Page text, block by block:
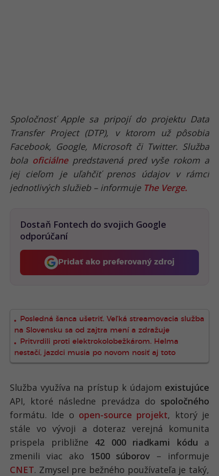
Spoločnosť Apple sa pripojí do projektu Data
Transfer Project (DTP), v ktorom už pôsobia
Facebook, Google, Microsoft či Twitter. Služba
bola oficiálnepredstavená pred vyše rokom a
jej cieľom je uľahčiť prenos údajov v rámci
jednotlivých služieb – informuje The Verge.
Dostaň Fontech do svojich Google
odporúčaní
Pridať ako preferovaný zdroj
Fontech, odkaz sa otvorí v
Posledná šanca ušetriť. Veľká streamovacia služba
na Slovensku sa od zajtra mení a zdražuje
Pritvrdili proti elektrokolobežkárom. Helma
nestačí, jazdci musia po novom nosiť aj toto
Služba využíva na prístup k údajom existujúce
API, ktoré následne prevádza do spoločného
formátu. Ide o open-source projekt, ktorý je
stále vo vývoji a doteraz verejná komunita
prispela približne 42 000 riadkami kódu a
zmenili viac ako
1500 súborov – informuje
CNET. Zmysel pre bežného používateľa je taký,